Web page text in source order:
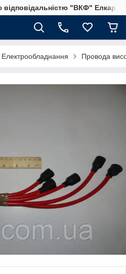
"ВКФ" Елкар"
Електрообладнання Провода